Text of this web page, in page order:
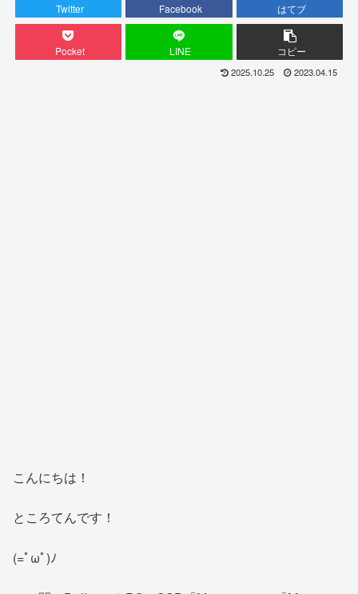
Twitter Facebook はてブ
Pocket LINE コピー
2025.10.25 2023.04.15
こんにちは！
ところてんです！
(=ﾟωﾟ)ﾉ